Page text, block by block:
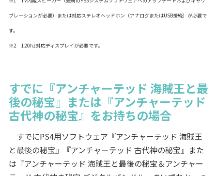
ブレーションが必要）または対応ステレオヘッドホン（アナログまたはUSB接続）が必要で
す。
※2 120hz対応ディスプレイが必要です。
すでに『アンチャーテッド 海賊王と最
後の秘宝』または『アンチャーテッド
古代神の秘宝』をお持ちの場合
すでにPS4用ソフトウェア『アンチャーテッド 海賊王
と最後の秘宝』『アンチャーテッド 古代神の秘宝』また
は『アンチャーテッド 海賊王と最後の秘宝＆アンチャー